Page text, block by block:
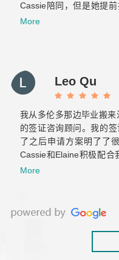
Cassie陪同，但是她提
了也标注了重点，当时我
复的文件准备和反复的奔
保持初心！
More
Leo Qu
我从多伦多那边毕业搬
的签证咨询顾问。我的
了之后申请方案明了了
Cassie和Elaine积极配合
肯定会拒签的工签，一次
More